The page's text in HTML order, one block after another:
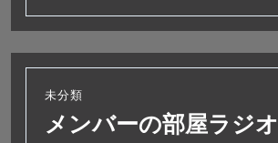
未分類
メンバーの部屋ラジオ